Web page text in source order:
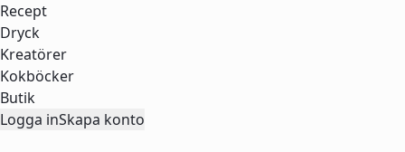
Recept
Dryck
Kreatörer
Kokböcker
Butik
Logga inSkapa konto